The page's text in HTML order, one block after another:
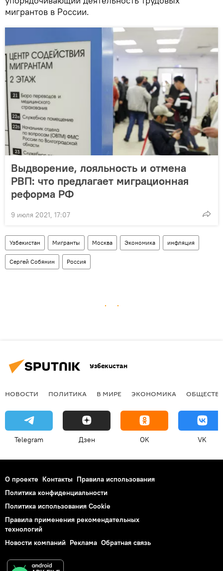
мигрантов в России.
Выдворение, лояльность и отмена
РВП: что предлагает миграционная
реформа РФ
9 июля 2021, 17:07
Узбекистан Мигранты Москва Экономика инфляция
Сергей Собянин Россия
Узбекистан
НОВОСТИ ПОЛИТИКА В МИРЕ ЭКОНОМИКА
Telegram Дзен OK VK
О проекте Контакты Правила использования
Политика конфиденциальности
Политика использования Cookie
Правила применения рекомендательных
технологий
Новости компаний Реклама Обратная связь